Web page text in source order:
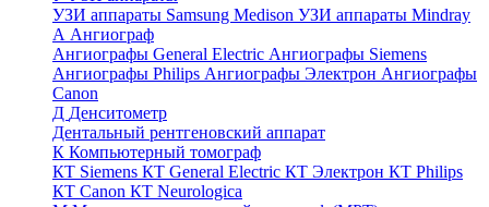
УЗИ аппараты Samsung Medison УЗИ аппараты Mindray
А Ангиограф
Ангиографы General Electric Ангиографы Siemens
Ангиографы Philips Ангиографы Электрон Ангиографы
Canon
Д Денситометр
Дентальный рентгеновский аппарат
К Компьютерный томограф
КТ Siemens КТ General Electric КТ Электрон КТ Philips
КТ Canon КТ Neurologica